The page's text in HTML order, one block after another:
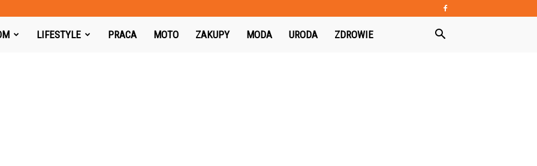
LIFESTYLE PRACA MOTO ZAKUPY MODA URODA ZDROWIE